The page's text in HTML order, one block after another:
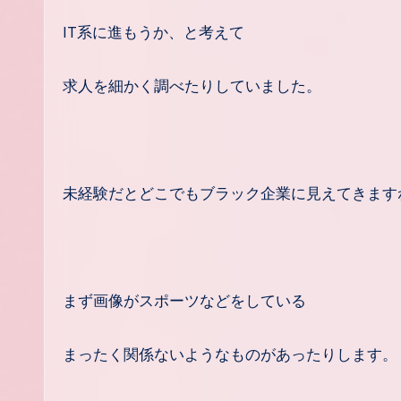
IT系に進もうか、と考えて
求人を細かく調べたりしていました。
未経験だとどこでもブラック企業に見えてきま
まず画像がスポーツなどをしている
まったく関係ないようなものがあったりします。